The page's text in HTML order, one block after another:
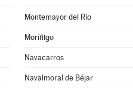
Montemayor del Río
Moríñigo
Navacarros
Navalmoral de Béjar